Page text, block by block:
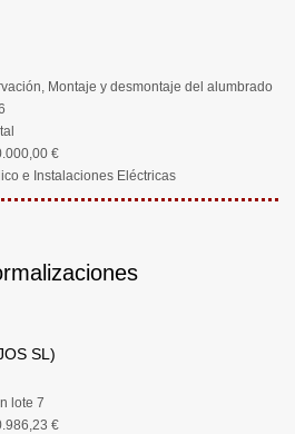
Montaje y desmontaje del alumbrado
€
e Instalaciones Eléctricas
SL)
lote 7
€